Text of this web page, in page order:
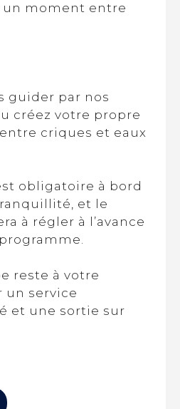
un moment entre
guider par nos
créez votre propre
criques et eaux
obligatoire à bord
et le
à régler à l’avance
reste à votre
un service
et une sortie sur